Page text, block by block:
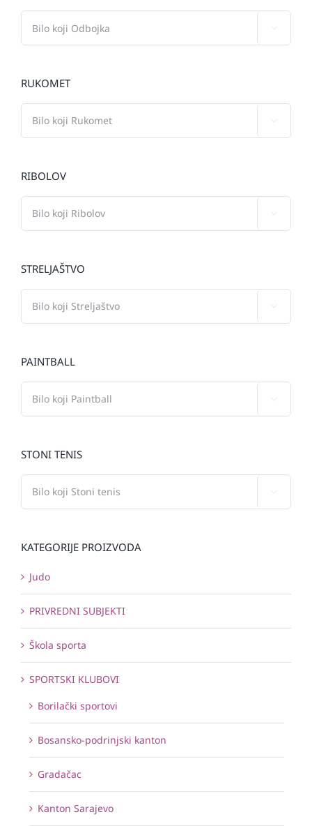
RUKOMET
RIBOLOV
STRELJAŠTVO
PAINTBALL
STONI TENIS
KATEGORIJE PROIZVODA
Judo
PRIVREDNI SUBJEKTI
Škola sporta
SPORTSKI KLUBOVI
Borilački sportovi
Bosansko-podrinjski kanton
Gradačac
Kanton Sarajevo